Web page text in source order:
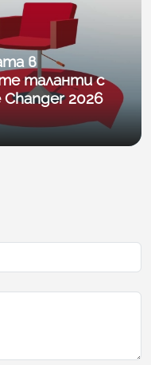
в
таланти с
Changer 2026